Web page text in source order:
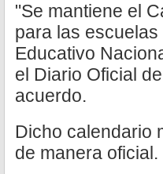
"Se mantiene el
para las
Educativo
el Diario Oficial
acuerdo.
Dicho calendario
de manera oficial.